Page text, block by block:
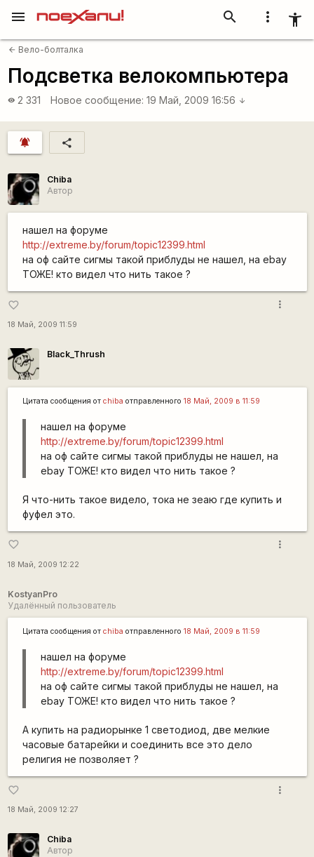
more_vert accessibility_new
search
menu
arrow_back Вело-болталка
Подсветка велокомпьютера
visibility 2 331 Новое сообщение: 19 Май, 2009 16:56 arrow_downward
notifications_active share
Chiba
Автор
нашел на форуме
http://extreme.by/forum/topic12399.html
на оф сайте сигмы такой приблуды не нашел, на ebay
ТОЖЕ! кто видел что нить такое ?
favorite_border
18 Май, 2009 11:59
more_vert
Black_Thrush
Цитата сообщения от chiba отправленного 18 Май, 2009 в 11:59
нашел на форуме
http://extreme.by/forum/topic12399.html
на оф сайте сигмы такой приблуды не нашел, на
ebay ТОЖЕ! кто видел что нить такое ?
Я что-нить такое видело, тока не зеаю где купить и
фуфел это.
favorite_border
18 Май, 2009 12:22
more_vert
KostyanPro
Удалённый пользователь
Цитата сообщения от chiba отправленного 18 Май, 2009 в 11:59
нашел на форуме
http://extreme.by/forum/topic12399.html
на оф сайте сигмы такой приблуды не нашел, на
ebay ТОЖЕ! кто видел что нить такое ?
А купить на радиорынке 1 светодиод, две мелкие
часовые батарейки и соединить все это дело
религия не позволяет ?
favorite_border
18 Май, 2009 12:27
more_vert
Chiba
Автор